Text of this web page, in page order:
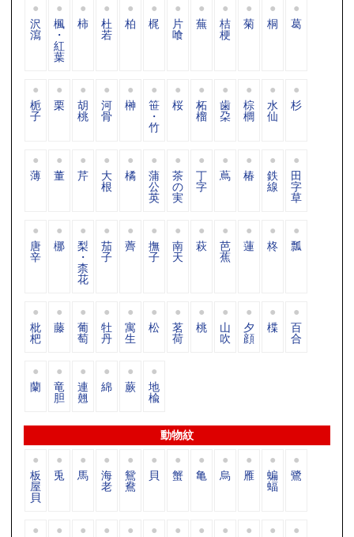
沢
瀉
楓
・
紅
葉
柿 杜
若
柏 梶 片
喰
蕪 桔
梗
菊 桐 葛
栀
子
栗 胡
桃
河
骨
榊 笹
・
竹
桜 柘
榴
歯
朶
棕
櫚
水
仙
杉
薄 董 芹 大
根
橘 蒲
公
英
茶
の
実
丁
字
蔦 椿 鉄
線
田
字
草
唐
辛
梛 梨
・
柰
花
茄
子
薺 撫
子
南
天
萩 芭
蕉
蓮 柊 瓢
枇
杷
藤 葡
萄
牡
丹
寓
生
松 茗
荷
桃 山
吹
夕
顔
楪 百
合
蘭 竜
胆
連
翹
綿 蕨 地
楡
動物紋
板
屋
貝
兎 馬 海
老
鴛
鴦
貝 蟹 亀 烏 雁 蝙
蝠
鷺